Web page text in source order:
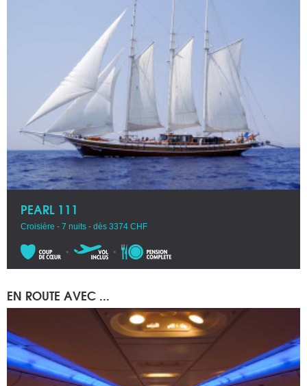
PEARL 111
Croisière - 7 nuits - dès 3374 CHF
EN ROUTE AVEC ...